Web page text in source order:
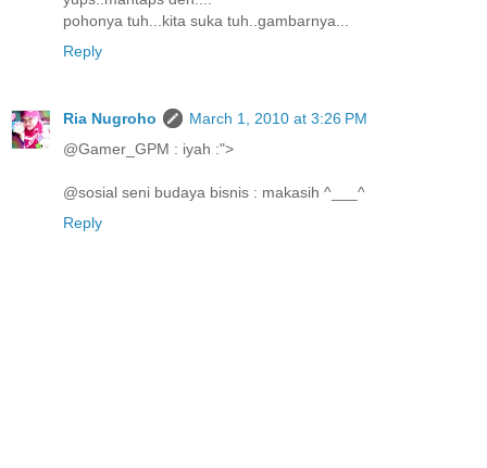
pohonya tuh...kita suka tuh..gambarnya...
Reply
Ria Nugroho
March 1, 2010 at 3:26 PM
@Gamer_GPM : iyah :">
@sosial seni budaya bisnis : makasih ^___^
Reply